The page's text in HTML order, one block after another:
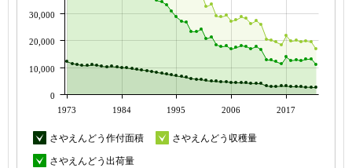
1973 1984 1995 2006 2017
0
10,000
20,000
30,000
さやえんどう作付面積 さやえんどう収穫量
さやえんどう出荷量